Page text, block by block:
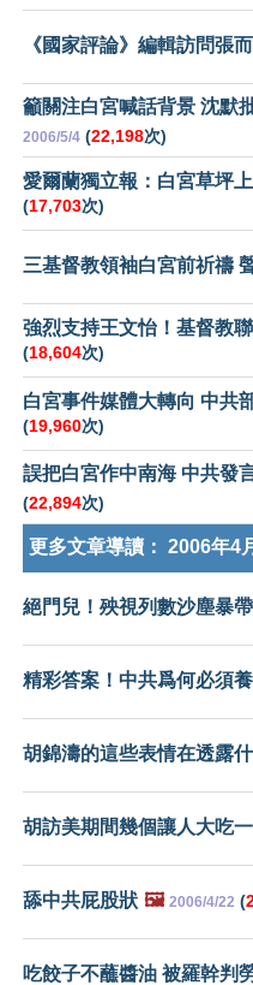
《國家評論》編輯訪問張
籲關注白宮喊話背景 沈默
2006/5/4 (22,198次)
愛爾蘭獨立報：白宮草坪
(17,703次)
三基督教領袖白宮前祈禱
強烈支持王文怡！基督教
(18,604次)
白宮事件媒體大轉向 中共
(19,960次)
誤把白宮作中南海 中共發
(22,894次)
更多文章導讀： 2006年4
絕門兒！殃視列數沙塵暴
精彩答案！中共爲何必須
胡錦濤的這些表情在透露
胡訪美期間幾個讓人大吃
舔中共屁股狀 🖼️ 2006/4/22 (
吃餃子不蘸醬油 被羅幹判